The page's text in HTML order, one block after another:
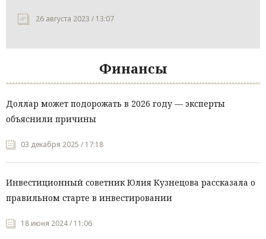
26 августа 2023 / 13:07
Финансы
Доллар может подорожать в 2026 году — эксперты
объяснили причины
03 декабря 2025 / 17:18
Инвестиционный советник Юлия Кузнецова рассказала о
правильном старте в инвестировании
18 июня 2024 / 11:06